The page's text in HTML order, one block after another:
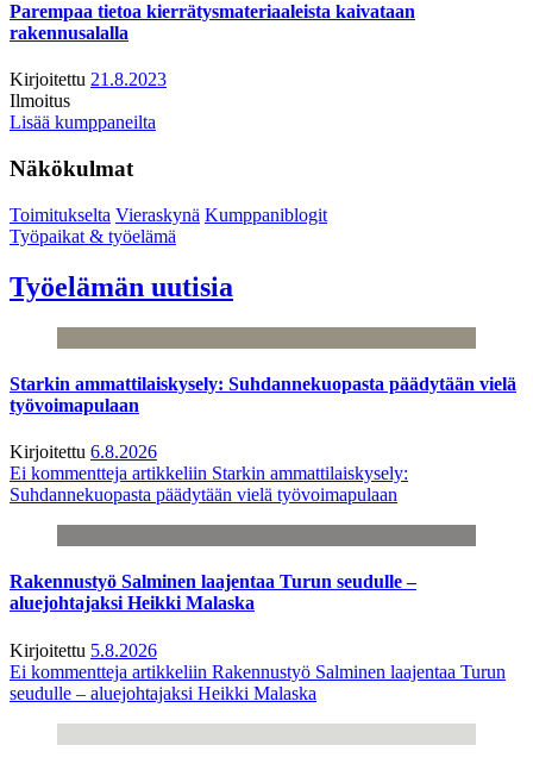
Parempaa tietoa kierrätysmateriaaleista kaivataan
rakennusalalla
Kirjoitettu 21.8.2023
Ilmoitus
Lisää kumppaneilta
Näkökulmat
Toimitukselta Vieraskynä Kumppaniblogit
Työpaikat & työelämä
Työelämän uutisia
Starkin ammattilaiskysely: Suhdannekuopasta päädytään vielä
työvoimapulaan
Kirjoitettu 6.8.2026
Ei kommentteja artikkeliin Starkin ammattilaiskysely:
Suhdannekuopasta päädytään vielä työvoimapulaan
Rakennustyö Salminen laajentaa Turun seudulle –
aluejohtajaksi Heikki Malaska
Kirjoitettu 5.8.2026
Ei kommentteja artikkeliin Rakennustyö Salminen laajentaa Turun
seudulle – aluejohtajaksi Heikki Malaska